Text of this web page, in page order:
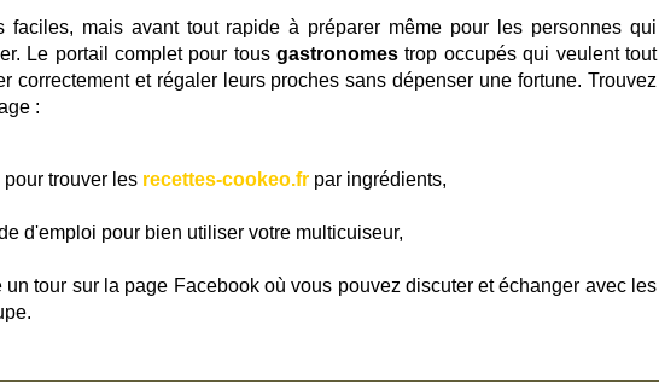
faciles, mais avant tout rapide à préparer même pour les personnes qui
Le portail complet pour tousgastronomes trop occupés qui veulent tout
correctement et régaler leurs proches sans dépenser une fortune. Trouvez
:
trouver les recettes-cookeo.fr par ingrédients,
d'emploi pour bien utiliser votre multicuiseur,
tour sur la page Facebook où vous pouvez discuter et échanger avec les